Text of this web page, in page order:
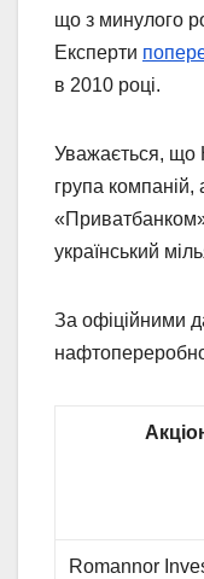
що з минулого
Експерти
в 2010 році.
Уважається, що
група компаній,
український
За офіційними
Romannor